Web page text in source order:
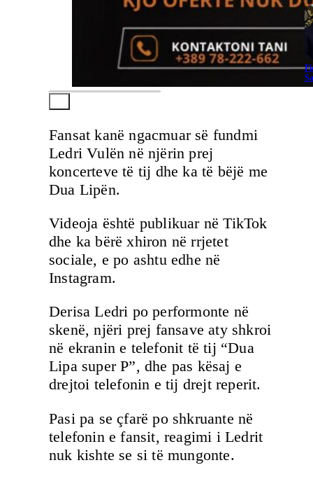
Fansat kanë ngacmuar së fundmi
Ledri Vulën në njërin prej
koncerteve të tij dhe ka të bëjë me
Dua Lipën.
Videoja është publikuar në TikTok
dhe ka bërë xhiron në rrjetet
sociale, e po ashtu edhe në
Instagram.
Derisa Ledri po performonte në
skenë, njëri prej fansave aty shkroi
në ekranin e telefonit të tij “Dua
Lipa super P”, dhe pas kësaj e
drejtoi telefonin e tij drejt reperit.
Pasi pa se çfarë po shkruante në
telefonin e fansit, reagimi i Ledrit
nuk kishte se si të mungonte.